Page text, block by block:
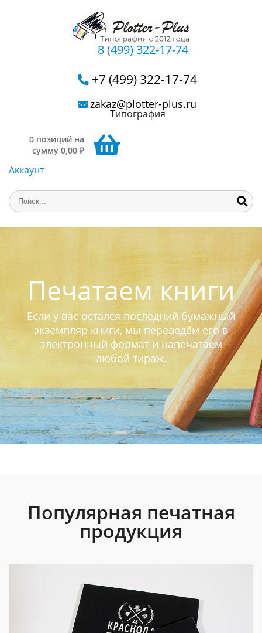
8 (499) 322-17-74
+7 (499) 322-17-74
zakaz@plotter-plus.ru
Типография
0 позиций на
сумму 0,00 ₽
Аккаунт
Печатаем книги
Если у вас остался последний бумажный
экземпляр книги, мы переведём его в
электронный формат и напечатаем
любой тираж.
Популярная печатная
продукция